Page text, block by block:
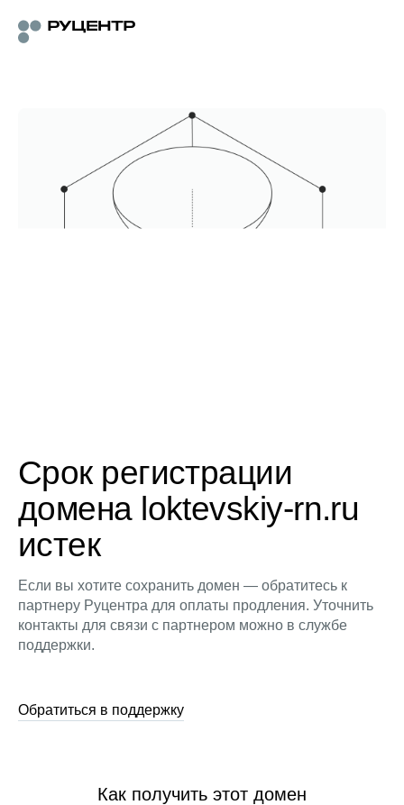
Срок регистрации
домена loktevskiy-rn.ru
истек
Если вы хотите сохранить домен — обратитесь к
партнеру Руцентра для оплаты продления. Уточнить
контакты для связи с партнером можно в службе
поддержки.
Обратиться в поддержку
Как получить этот домен